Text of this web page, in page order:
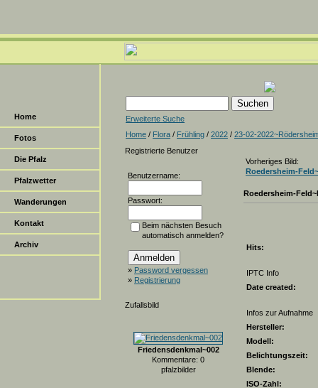
Home
Fotos
Die Pfalz
Pfalzwetter
Wanderungen
Kontakt
Archiv
Erweiterte Suche
Home / Flora / Frühling / 2022 / 23-02-
Registrierte Benutzer
Benutzername:
Passwort:
Beim nächsten Besuch
automatisch anmelden?
» Password vergessen
» Registrierung
Zufallsbild
Friedensdenkmal~002
Kommentare: 0
pfalzbilder
Vorheriges Bild:
Roedersheim-
Roedersheim-
Hits:
IPTC Info
Date created:
Infos zur Aufnahme
Hersteller:
Modell:
Belichtungszeit:
Blende:
ISO-Zahl: